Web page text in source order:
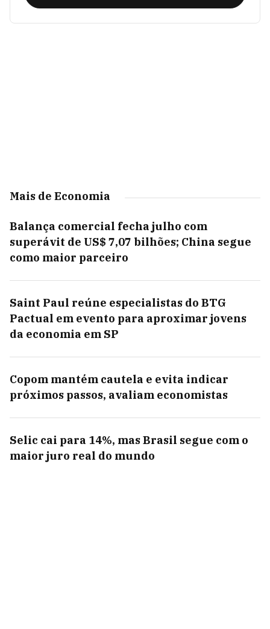
Mais de Economia
Balança comercial fecha julho com
superávit de US$ 7,07 bilhões; China segue
como maior parceiro
Saint Paul reúne especialistas do BTG
Pactual em evento para aproximar jovens
da economia em SP
Copom mantém cautela e evita indicar
próximos passos, avaliam economistas
Selic cai para 14%, mas Brasil segue com o
maior juro real do mundo